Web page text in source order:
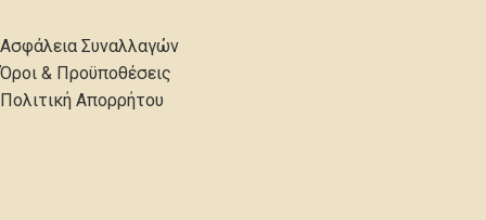
Ασφάλεια Συναλλαγών
Όροι & Προϋποθέσεις
Πολιτική Απορρήτου